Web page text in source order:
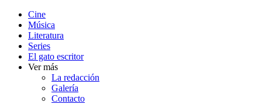
Cine
Música
Literatura
Series
El gato escritor
Ver más
La redacción
Galería
Contacto